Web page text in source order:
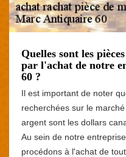
Quelles sont les
par l'achat de notre
60 ?
Il est important de noter
recherchées sur le
argent sont les dollars
Au sein de notre
procédons à l'achat de